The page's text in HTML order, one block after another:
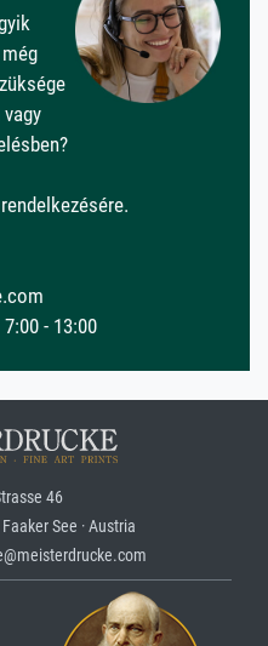
- 13:00
46
See · Austria